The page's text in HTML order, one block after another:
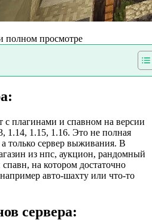
полном просмотре
плагинами и спавном на версии
1.14, 1.15, 1.16. Это не полная
а только сервер выживания. В
из нпс, аукцион, рандомный
на котором достаточно
авто-шахту или что-то
сервера: